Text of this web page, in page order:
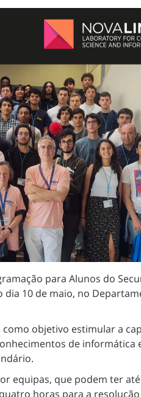
para Alunos do
dia 10 de maio, no
objetivo estimular a
de informática
equipas, que podem ter
horas para a